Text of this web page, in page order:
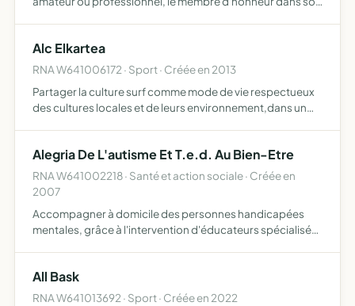
Alc Elkartea
RNA W641006172 · Sport · Créée en 2013
Partager la culture surf comme mode de vie respectueux
des cultures locales et de leurs environnement,dans un
Alegria De L'autisme Et T.e.d. Au Bien-Etre
RNA W641002218 · Santé et action sociale · Créée en
2007
Accompagner à domicile des personnes handicapées
mentales, grâce à l'intervention d'éducateurs spécialisés
service …
All Bask
RNA W641013692 · Sport · Créée en 2022